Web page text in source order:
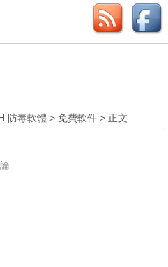
防毒軟體 >免費軟件 > 正文